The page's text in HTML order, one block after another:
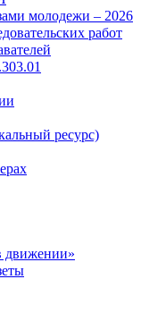
молодежи – 2026
работ
ресурс)
движении»